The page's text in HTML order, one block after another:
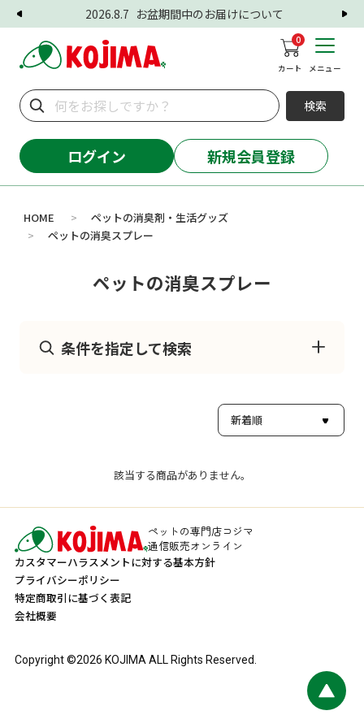
2026.8.7 お盆期間中のお届けについて
0
カート メニュー
検索
ログイン 新規会員登録
HOME > ペットの消臭剤・生活グッズ
> ペットの消臭スプレー
ペットの消臭スプレー
条件を指定して検索
該当する商品がありません。
ペットの専門店コジマ
通信販売オンライン
カスタマーハラスメントに対する基本方針
プライバシーポリシー
特定商取引に基づく表記
会社概要
Copyright ©2026 KOJIMA ALL Rights Reserved.